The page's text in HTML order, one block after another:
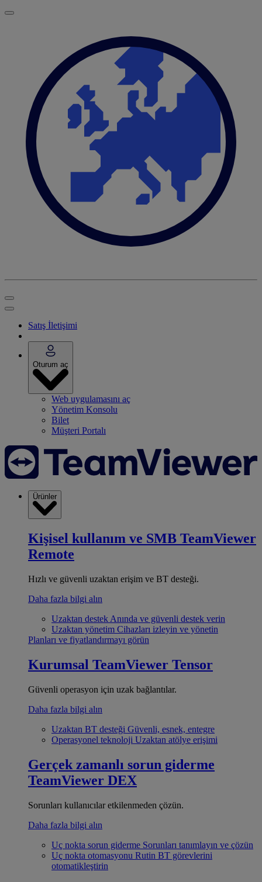
Satış İletişimi
Oturum aç
Web uygulamasını aç
Yönetim Konsolu
Bilet
Müşteri Portalı
Ürünler
Kişisel kullanım ve SMB TeamViewer
Remote
Hızlı ve güvenli uzaktan erişim ve BT desteği.
Daha fazla bilgi alın
Uzaktan destek Anında ve güvenli destek verin
Uzaktan yönetim Cihazları izleyin ve yönetin
Planları ve fiyatlandırmayı görün
Kurumsal TeamViewer Tensor
Güvenli operasyon için uzak bağlantılar.
Daha fazla bilgi alın
Uzaktan BT desteği Güvenli, esnek, entegre
Operasyonel teknoloji Uzaktan atölye erişimi
Gerçek zamanlı sorun giderme
TeamViewer DEX
Sorunları kullanıcılar etkilenmeden çözün.
Daha fazla bilgi alın
Uç nokta sorun giderme Sorunları tanımlayın ve çözün
Uç nokta otomasyonu Rutin BT görevlerini
otomatikleştirin